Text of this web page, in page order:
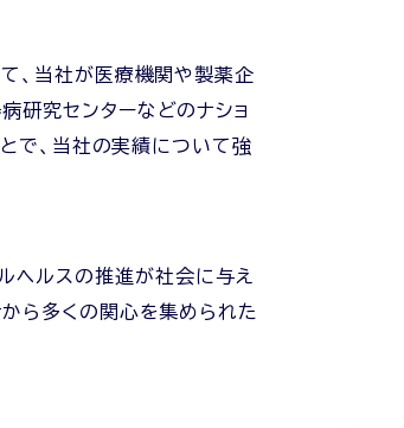
、当社が医療機関や製薬企
研究センターなどのナショ
で、当社の実績について強
ヘルスの推進が社会に与え
ら多くの関心を集められた